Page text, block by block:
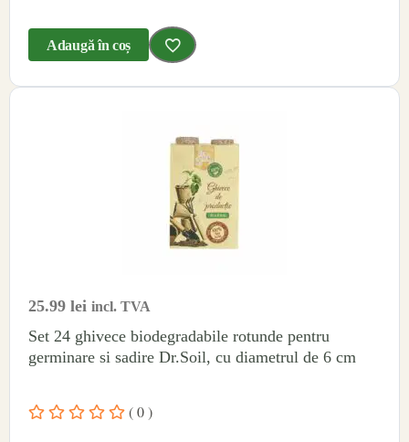
Adaugă în coș
25.99 lei incl. TVA
Set 24 ghivece biodegradabile rotunde pentru
germinare si sadire Dr.Soil, cu diametrul de 6 cm
( 0 )